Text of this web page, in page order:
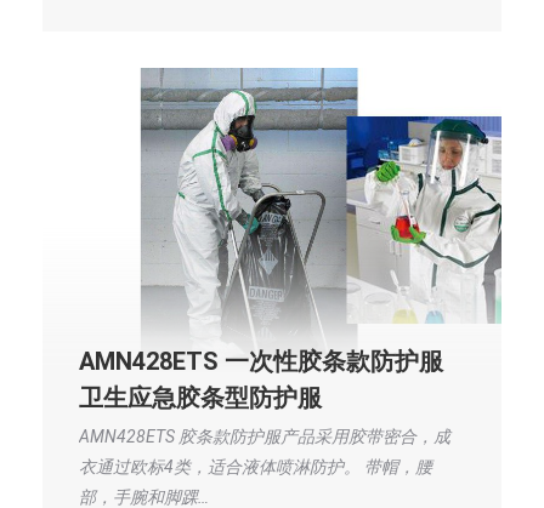
AMN428ETS 一次性胶条款防护服
卫生应急胶条型防护服
AMN428ETS 胶条款防护服产品采用胶带密合，成
衣通过欧标4类，适合液体喷淋防护。 带帽，腰
部，手腕和脚踝…